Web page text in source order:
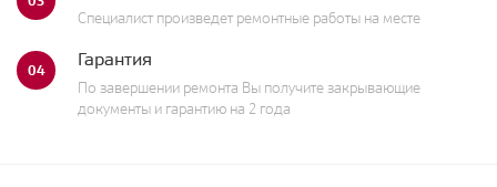
Специалист произведет ремонтные работы на месте
04 Гарантия
По завершении ремонта Вы получите закрывающие
документы и гарантию на 2 года